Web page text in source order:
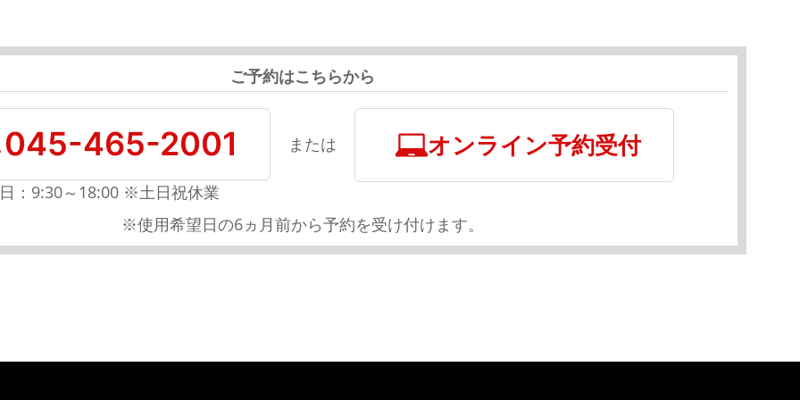
ご予約はこちらから
045-465-2001
：9:30～18:00 ※土日祝休業
または オンライン予約受付
※使用希望日の6ヵ月前から予約を受け付けます。